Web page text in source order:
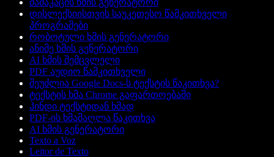
დისლექსიისთვის საუკეთესო წამკითხველი
პროგრამები
რობოტული ხმის გენერატორი
ანიმე ხმის გენერატორი
AI ხმის შემცვლელი
PDF აუდიო წამკითხველი
შეუძლია Google Docs-ს ტექსტის წაკითხვა?
ტექსტის ხმა Chrome გაფართოებაში
ჰინდი ტექსტიდან ხმად
PDF-ის ხმამაღლა წაკითხვა
AI ხმის გენერატორი
Texto a Voz
Leitor de Texto